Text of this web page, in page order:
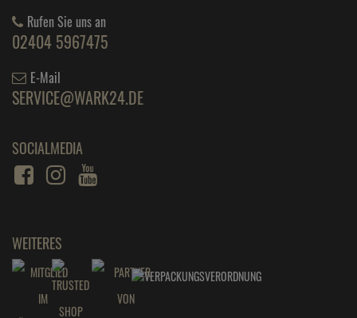
Rufen Sie uns an
02404 5967475
E-Mail
SERVICE@WARK24.DE
SOCIALMEDIA
WEITERES